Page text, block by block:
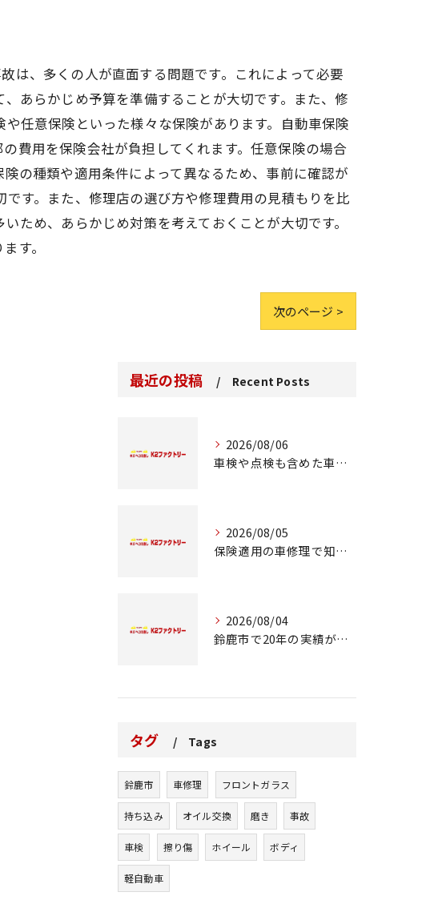
は、多くの人が直面する問題です。これによって必要
あらかじめ予算を準備することが大切です。また、修
任意保険といった様々な保険があります。自動車保険
費用を保険会社が負担してくれます。任意保険の場合
の種類や適用条件によって異なるため、事前に確認が
す。また、修理店の選び方や修理費用の見積もりを比
ため、あらかじめ対策を考えておくことが大切です。
す。
次のページ >
最近の投稿 Recent Posts
2026/08/06
車検や点検も含めた車修理の重要ポイント解説
2026/08/05
保険適用の車修理で知っておくべきポイント
2026/08/04
鈴鹿市で20年の実績が語る車修理のこだわり
タグ Tags
鈴鹿市 車修理 フロントガラス
持ち込み オイル交換 磨き 事故
車検 擦り傷 ホイール ボディ
軽自動車